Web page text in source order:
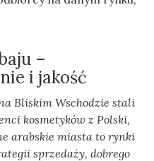
–
i jakość
Bliskim Wschodzie stali
kosmetyków z Polski,
arabskie miasta to rynki
sprzedaży, dobrego